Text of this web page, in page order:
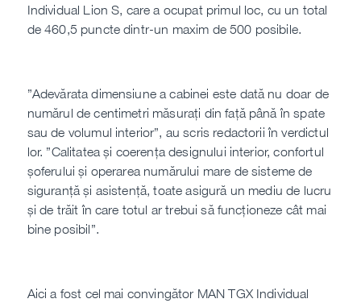
Individual Lion S, care a ocupat primul loc, cu un total
de 460,5 puncte dintr-un maxim de 500 posibile.
”Adevărata dimensiune a cabinei este dată nu doar de
numărul de centimetri măsurați din față până în spate
sau de volumul interior”, au scris redactorii în verdictul
lor. ”Calitatea și coerența designului interior, confortul
șoferului și operarea numărului mare de sisteme de
siguranță și asistență, toate asigură un mediu de lucru
și de trăit în care totul ar trebui să funcționeze cât mai
bine posibil”.
Aici a fost cel mai convingător MAN TGX Individual